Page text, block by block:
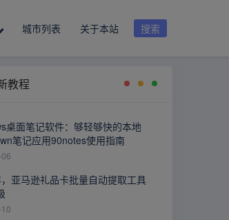
搜索
城市列表 关于本站
教程
桌面笔记软件：够轻够快的本地
笔记应用90notes使用指南
亚马逊礼品卡批量自动提取工具